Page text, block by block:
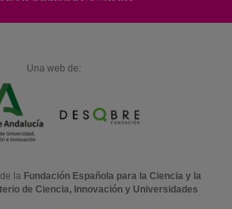
Una web de:
la Fundación Española para la Ciencia y la
de Ciencia, Innovación y Universidades